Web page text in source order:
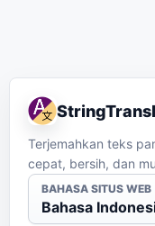
Terjemahkan
Terjemahkan
Terjemahkan
Terjemahkan teks
cepat, bersih, dan
BAHASA SITUS WEB
Bahasa